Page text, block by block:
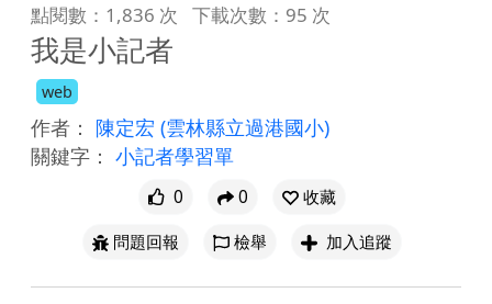
點閱數：1,836 次 下載次數：95 次
我是小記者
web
作者： 陳定宏 (雲林縣立過港國小)
關鍵字： 小記者學習單
0 0
收藏
問題回報
檢舉 加入追蹤